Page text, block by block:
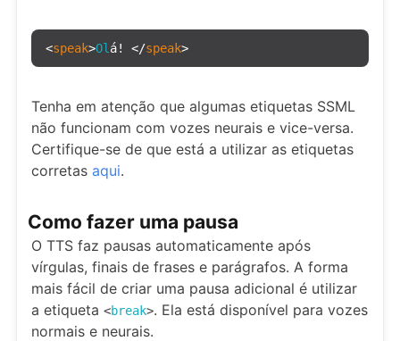
<speak>Ol á! </speak>
Tenha em atenção que algumas etiquetas SSML
não funcionam com vozes neurais e vice-versa.
Certifique-se de que está a utilizar as etiquetas
corretas aqui.
Como fazer uma pausa
O TTS faz pausas automaticamente após
vírgulas, finais de frases e parágrafos. A forma
mais fácil de criar uma pausa adicional é utilizar
a etiqueta <break>. Ela está disponível para vozes
normais e neurais.